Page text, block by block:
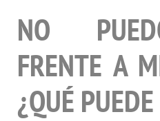
NO
FRENTE A
¿QUÉ